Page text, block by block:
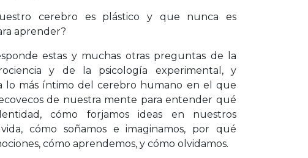
cerebro es plástico y que nunca es
aprender?
estas y muchas otras preguntas de la
y de la psicología experimental, y
lo más íntimo del cerebro humano en el que
de nuestra mente para entender qué
cómo forjamos ideas en nuestros
cómo soñamos e imaginamos, por qué
cómo aprendemos, y cómo olvidamos.